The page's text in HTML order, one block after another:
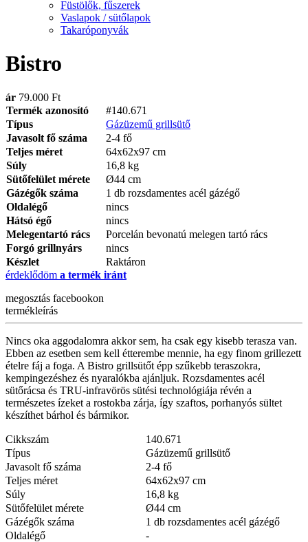
Füstölők, fűszerek
Vaslapok / sütőlapok
Takaróponyvák
Bistro
ár 79.000 Ft
Termék azonosító
#140.671
Típus
Gázüzemű grillsütő
Javasolt fő száma
2-4 fő
Teljes méret
64x62x97 cm
Súly
16,8 kg
Sütőfelület mérete
Ø44 cm
Gázégők száma
1 db rozsdamentes acél gázégő
Oldalégő
nincs
Hátsó égő
nincs
Melegentartó rács
Porcelán bevonatú melegen tartó rács
Forgó grillnyárs
nincs
Készlet
Raktáron
érdeklődöm a termék iránt
megosztás facebookon
termékleírás
Nincs oka aggodalomra akkor sem, ha csak egy kisebb terasza van.
Ebben az esetben sem kell étterembe mennie, ha egy finom grillezett
ételre fáj a foga. A Bistro grillsütőt épp szűkebb teraszokra,
kempingezéshez és nyaralókba ajánljuk. Rozsdamentes acél
sütőrácsa és TRU-infravörös sütési technológiája révén a
természetes ízeket a rostokba zárja, így szaftos, porhanyós sültet
készíthet bárhol és bármikor.
Cikkszám
140.671
Típus
Gázüzemű grillsütő
Javasolt fő száma
2-4 fő
Teljes méret
64x62x97 cm
Súly
16,8 kg
Sütőfelület mérete
Ø44 cm
Gázégők száma
1 db rozsdamentes acél gázégő
Oldalégő
-